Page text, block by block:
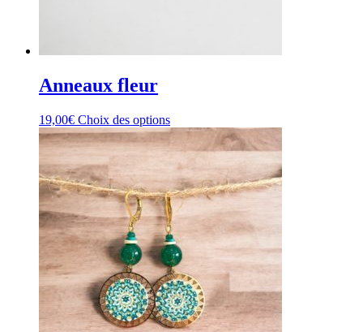
Anneaux fleur
19,00€ Choix des optionsCe
produit
a
plusieurs
variations.
Les
options
peuvent
être
choisies
sur
la
page
du
produit